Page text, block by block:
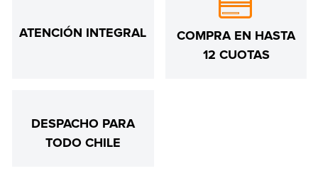
ATENCIÓN INTEGRAL
COMPRA EN HASTA
12 CUOTAS
DESPACHO PARA
TODO CHILE